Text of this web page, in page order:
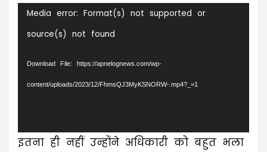
Video
Player
Media error: Format(s) not supported or
source(s) not found
Download File: https://apnelognews.com/wp-
content/uploads/2023/12/FhmsQJ3MyKSNORW-.mp4?_=1
इतना ही नहीं उन्होंने अधिकारी को बहुत भला